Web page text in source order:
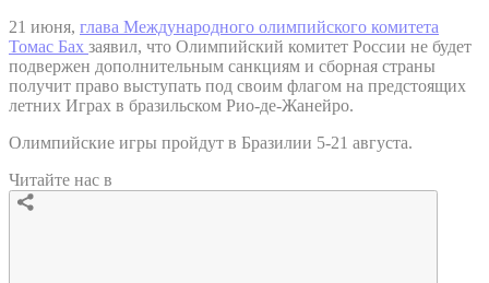
21 июня, глава Международного олимпийского комитета
Томас Бах заявил, что Олимпийский комитет России не будет
подвержен дополнительным санкциям и сборная страны
получит право выступать под своим флагом на предстоящих
летних Играх в бразильском Рио-де-Жанейро.
Олимпийские игры пройдут в Бразилии 5-21 августа.
Читайте нас в